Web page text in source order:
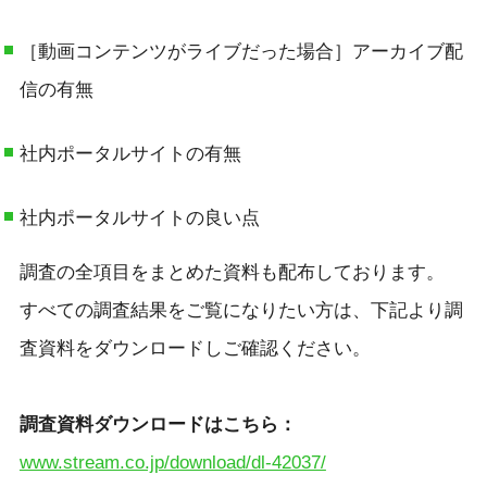
［動画コンテンツがライブだった場合］アーカイブ配
信の有無
社内ポータルサイトの有無
社内ポータルサイトの良い点
調査の全項目をまとめた資料も配布しております。
すべての調査結果をご覧になりたい方は、下記より調
査資料をダウンロードしご確認ください。
調査資料ダウンロードはこちら：
www.stream.co.jp/download/dl-42037/